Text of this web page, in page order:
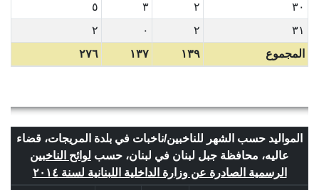
٣٠
٢ ٣
٥
٣١
٢ ٠
٢
المجموع
١٣٩ ١٣٧ ٢٧٦
المواليد حسب الشهر للناخبين/ناخبات في بلدة المريجات، قضاء
عاليه، محافظة جبل لبنان في لبنان، حسب لوائح الناخبين
الرسمية الصادرة عن وزارة الداخلية اللبنانية لسنة ٢٠١٤